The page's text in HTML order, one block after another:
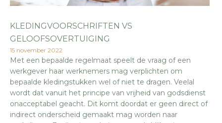
KLEDINGVOORSCHRIFTEN VS
GELOOFSOVERTUIGING
15 november 2022
Met een bepaalde regelmaat speelt de vraag of een
werkgever haar werknemers mag verplichten om
bepaalde kledingstukken wel of niet te dragen. Veelal
wordt dat vanuit het principe van vrijheid van godsdienst
onacceptabel geacht. Dit komt doordat er geen direct of
indirect onderscheid gemaakt mag worden naar